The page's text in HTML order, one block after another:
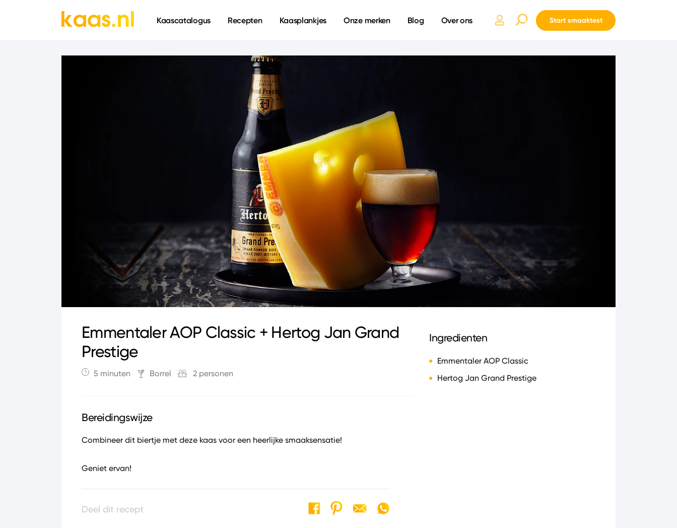
Kaascatalogus Recepten Kaasplankjes Onze merken Blog Over ons Start smaaktest
Emmentaler AOP Classic + Hertog Jan Grand
Prestige
5 minuten Borrel 2 personen
Ingredienten
Emmentaler AOP Classic
Hertog Jan Grand Prestige
Bereidingswijze
Combineer dit biertje met deze kaas voor een heerlijke smaaksensatie!
Geniet ervan!
Deel dit recept